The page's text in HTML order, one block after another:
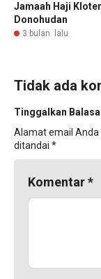
Jamaah Haji
Donohudan
3 bulan lalu
Tidak ada
Tinggalkan
Alamat email Anda
ditandai *
Komentar*